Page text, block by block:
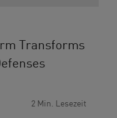
Transforms
2 Min. Lesezeit